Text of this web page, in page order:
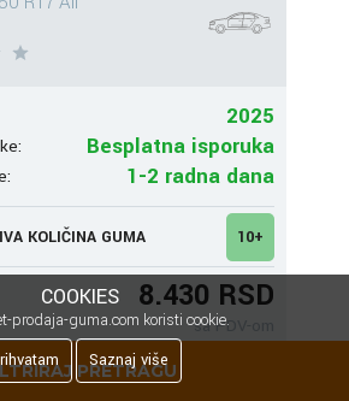
PRETRAGU
2025
Besplatna isporuka
1-2 radna dana
KOLIČINA GUMA 10+
8.430 RSD
sa PDV-om
COOKIES
prodaja-guma.com koristi cookie.
Saznaj više